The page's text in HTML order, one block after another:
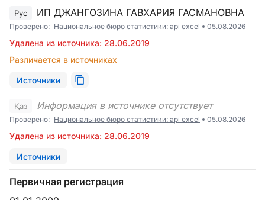
Рус ИП ДЖАНГОЗИНА ГАВХАРИЯ ГАСМАНОВНА
Проверено: Национальное бюро статистики: api excel 05.08.2026
Удалена из источника: 28.06.2019
Различается в источниках
Источники
Қаз Информация в источнике отсутствует
Проверено: Национальное бюро статистики: api excel 05.08.2026
Удалена из источника: 28.06.2019
Источники
Первичная регистрация